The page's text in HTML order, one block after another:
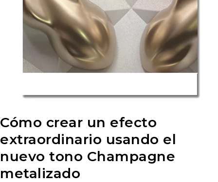
Cómo crear un efecto
extraordinario usando el
nuevo tono Champagne
metalizado